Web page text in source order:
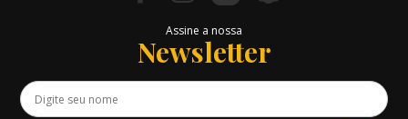
Assine a nossa
Newsletter